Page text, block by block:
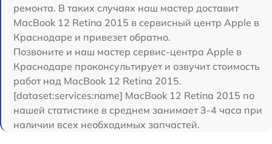
ремонта. В таких случаях наш мастер доставит
MacBook 12 Retina 2015 в сервисный центр Apple в
Краснодаре и привезет обратно.
Позвоните и наш мастер сервис-центра Apple в
Краснодаре проконсультирует и озвучит стоимость
работ над MacBook 12 Retina 2015.
[dataset:services:name] MacBook 12 Retina 2015 по
нашей статистике в среднем занимает 3-4 часа при
наличии всех необходимых запчастей.